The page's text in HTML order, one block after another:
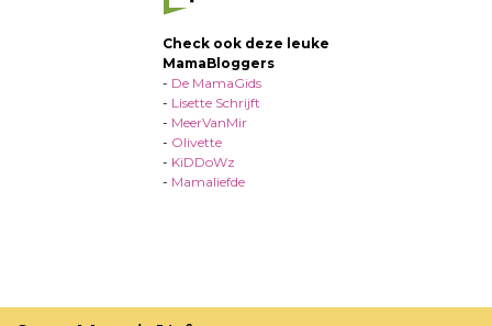
Check ook deze leuke
MamaBloggers
- De MamaGids
- Lisette Schrijft
- MeerVanMir
- Olivette
- KiDDoWz
- Mamaliefde